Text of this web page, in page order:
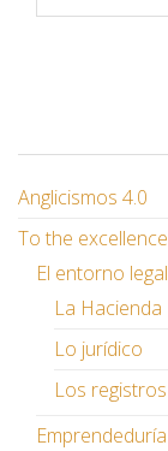
Anglicismos 4.0
To the excellence
El entorno legal
La Hacienda
Lo jurídico
Los
Emprendeduría